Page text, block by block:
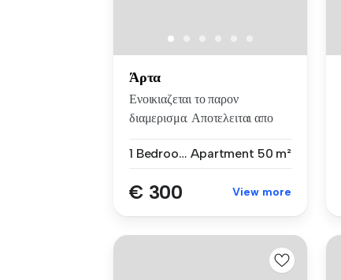
Άρτα
Ενοικιαζεται το παρον
διαμερισμα. Αποτελειται απο
1 Bedroom Apartment 50 m²
€ 300 View more